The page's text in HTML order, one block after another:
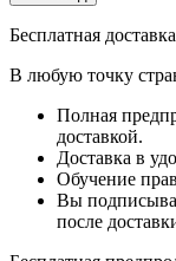
Бесплатная
В любую точку
Полная
доставкой.
Доставка в
Обучение
Вы
после